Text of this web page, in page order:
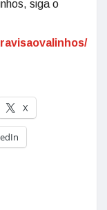
siga o
X